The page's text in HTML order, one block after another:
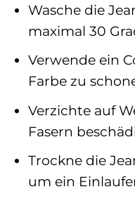
Wasche die
maximal 30
Verwende ein
Farbe zu
Verzichte auf
Fasern
Trockne die
um ein